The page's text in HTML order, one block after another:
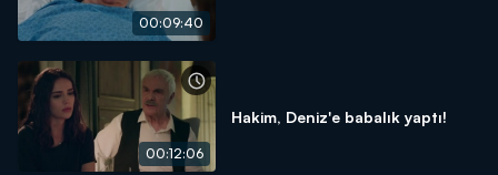
00:09:40
00:12:06
Hakim, Deniz'e babalık yaptı!